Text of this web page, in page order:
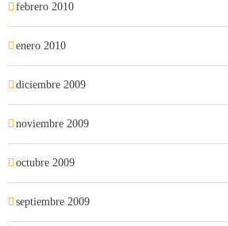
febrero 2010
enero 2010
diciembre 2009
noviembre 2009
octubre 2009
septiembre 2009